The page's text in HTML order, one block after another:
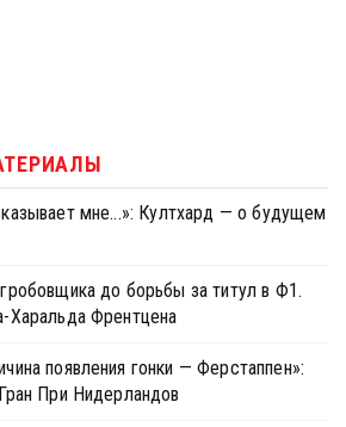
мне...»: Култхард — о будущем
до борьбы за титул в Ф1.
Харальда Френтцена
появления гонки — Ферстаппен»:
При Нидерландов